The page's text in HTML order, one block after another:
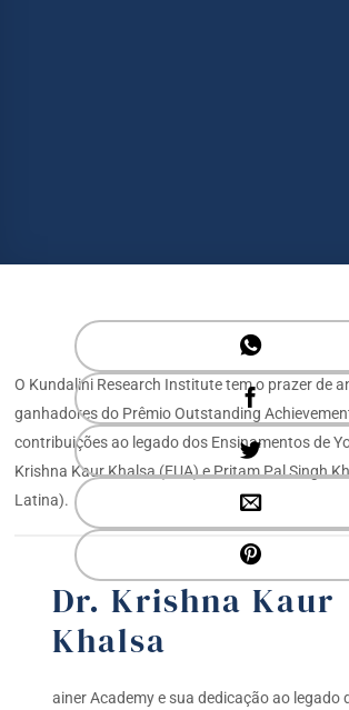
O Kundalini Research Institute tem o prazer de
ganhadores do Prêmio Outstanding
contribuições ao legado dos Ensinamentos de
Krishna Kaur Khalsa (EUA) e Pritam Pal Singh
Latina).
Dr. Krishna Kaur
Khalsa
ainer Academy e sua dedicação ao legado